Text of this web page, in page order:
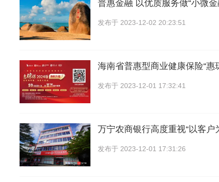
普惠金融 以优质服务做“小微金
发布于 2023-12-02 20:23:51
海南省普惠型商业健康保险“惠
发布于 2023-12-01 17:32:41
万宁农商银行高度重视“以客户
发布于 2023-12-01 17:31:26